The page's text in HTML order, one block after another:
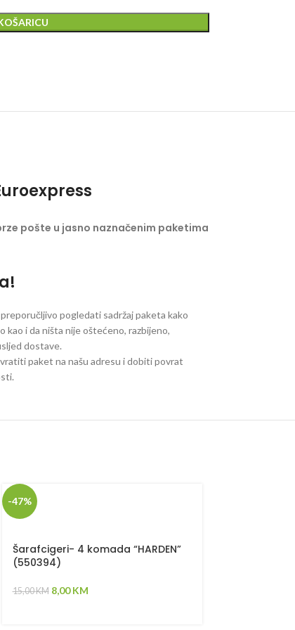
pošte u jasno naznačenim paketima
pogledati sadržaj paketa kako
kao i da ništa nije oštećeno, razbijeno,
dostave.
paket na našu adresu i dobiti povrat
-47%
Šarafcigeri- 4 komada “HARDEN”
(550394)
15,00KM 8,00KM